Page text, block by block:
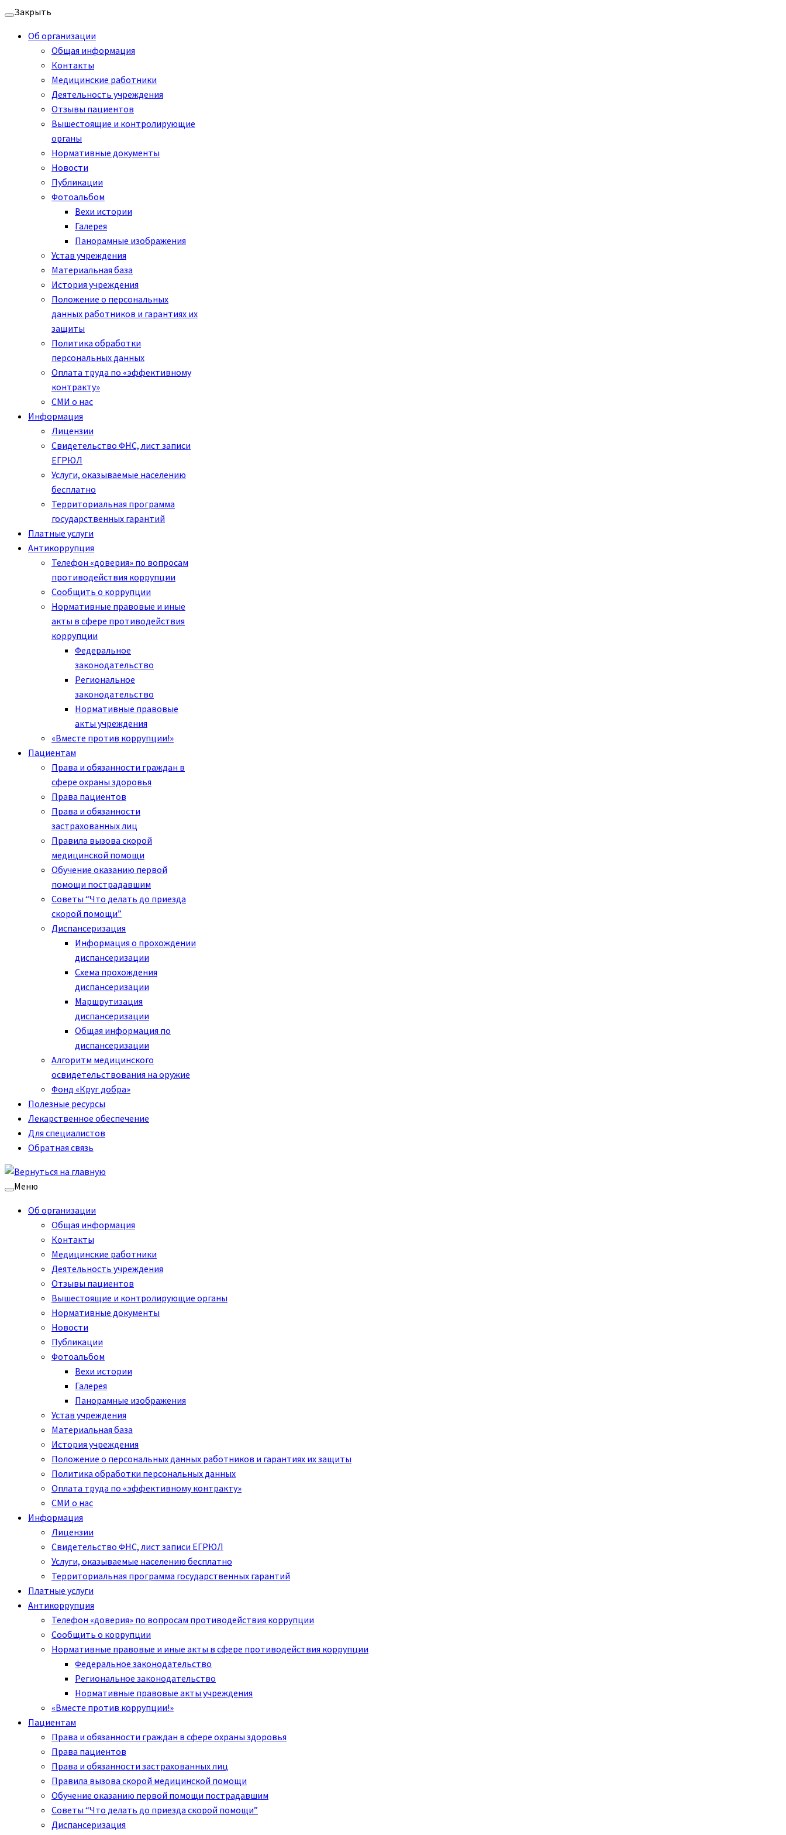
Перейти
содержимому
Закрыть
Об организации
Общая информация
Контакты
Медицинские работники
Деятельность учреждения
Отзывы пациентов
Вышестоящие и контролирующие
органы
Нормативные документы
Новости
Публикации
Фотоальбом
Вехи истории
Галерея
Панорамные изображения
Устав учреждения
Материальная база
История учреждения
Положение о персональных
данных работников и гарантиях их
защиты
Политика обработки
персональных данных
Оплата труда по «эффективному
контракту»
СМИ о нас
Информация
Лицензии
Свидетельство ФНС, лист записи
ЕГРЮЛ
Услуги, оказываемые населению
бесплатно
Территориальная программа
государственных гарантий
Платные услуги
Антикоррупция
Телефон «доверия» по вопросам
противодействия коррупции
Сообщить о коррупции
Нормативные правовые и иные
акты в сфере противодействия
коррупции
Федеральное
законодательство
Региональное
законодательство
Нормативные правовые
акты учреждения
«Вместе против коррупции!»
Пациентам
Права и обязанности граждан в
сфере охраны здоровья
Права пациентов
Права и обязанности
застрахованных лиц
Правила вызова скорой
медицинской помощи
Обучение оказанию первой
помощи пострадавшим
Советы “Что делать до приезда
скорой помощи”
Диспансеризация
Информация о прохождении
диспансеризации
Схема прохождения
диспансеризации
Маршрутизация
диспансеризации
Общая информация по
диспансеризации
Алгоритм медицинского
освидетельствования на оружие
Фонд «Круг добра»
Полезные ресурсы
Лекарственное обеспечение
Для специалистов
Обратная связь
Меню
Об организации
Общая информация
Контакты
Медицинские работники
Деятельность учреждения
Отзывы пациентов
Вышестоящие и контролирующие органы
Нормативные документы
Новости
Публикации
Фотоальбом
Вехи истории
Галерея
Панорамные изображения
Устав учреждения
Материальная база
История учреждения
Положение о персональных данных работников и гарантиях их защиты
Политика обработки персональных данных
Оплата труда по «эффективному контракту»
СМИ о нас
Информация
Лицензии
Свидетельство ФНС, лист записи ЕГРЮЛ
Услуги, оказываемые населению бесплатно
Территориальная программа государственных гарантий
Платные услуги
Антикоррупция
Телефон «доверия» по вопросам противодействия коррупции
Сообщить о коррупции
Нормативные правовые и иные акты в сфере противодействия коррупции
Федеральное законодательство
Региональное законодательство
Нормативные правовые акты учреждения
«Вместе против коррупции!»
Пациентам
Права и обязанности граждан в сфере охраны здоровья
Права пациентов
Права и обязанности застрахованных лиц
Правила вызова скорой медицинской помощи
Обучение оказанию первой помощи пострадавшим
Советы “Что делать до приезда скорой помощи”
Диспансеризация